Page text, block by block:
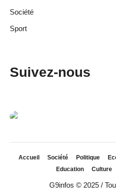
Société
Sport
Suivez-nous
Accueil Société Politique
Education
Culture
G9infos © 2025 /